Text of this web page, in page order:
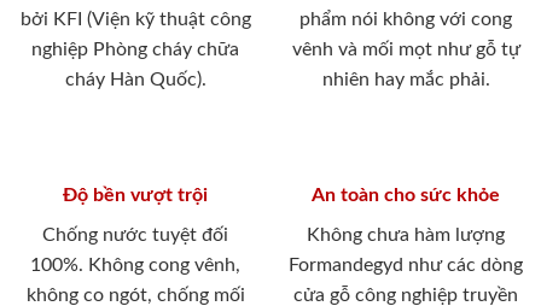
bởi KFI (Viện kỹ thuật công
nghiệp Phòng cháy chữa
cháy Hàn Quốc).
phẩm nói không với cong
vênh và mối mọt như gỗ tự
nhiên hay mắc phải.
Độ bền vượt trội
Chống nước tuyệt đối
100%. Không cong vênh,
không co ngót, chống mối
An toàn cho sức khỏe
Không chưa hàm lượng
Formandegyd như các dòng
cửa gỗ công nghiệp truyền